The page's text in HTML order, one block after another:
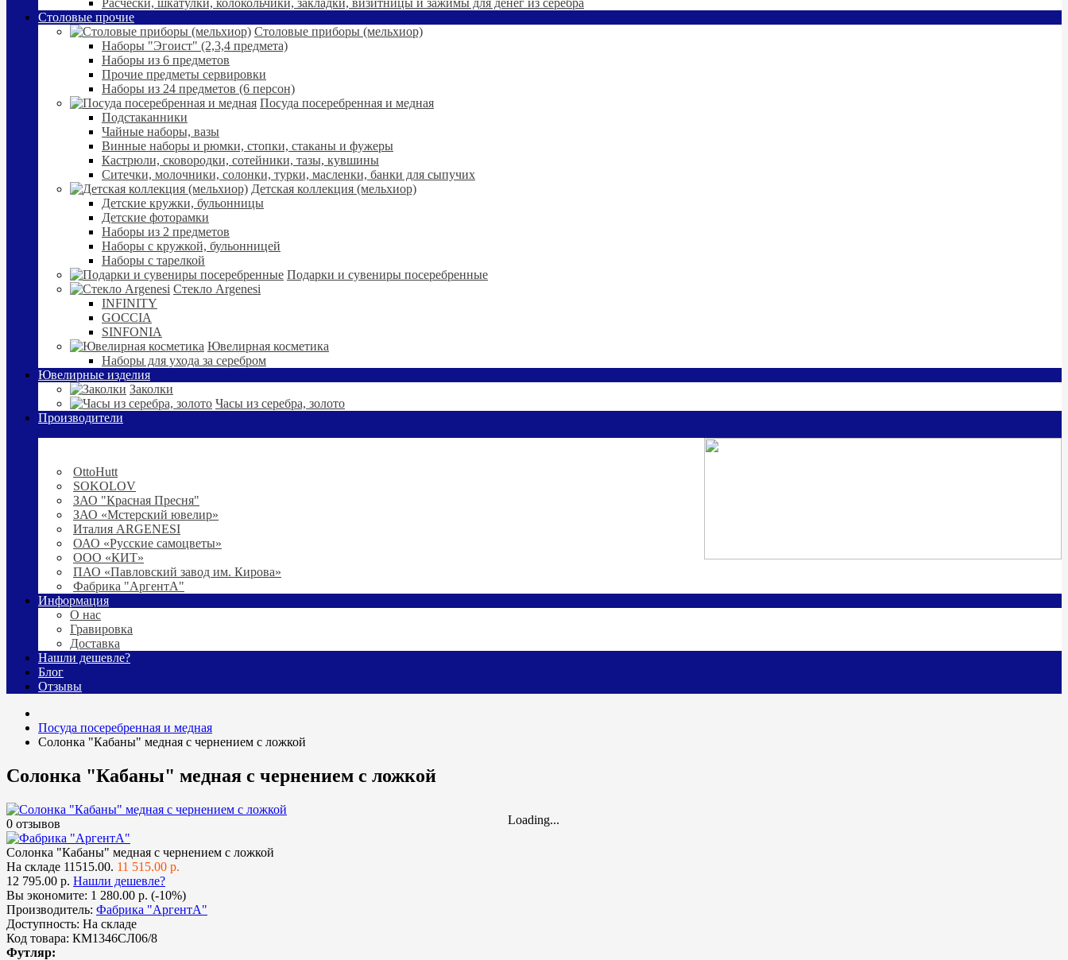
Расчески, шкатулки, колокольчики, закладки, визитницы и зажимы для денег из серебра
Столовые прочие
Столовые приборы (мельхиор)
Наборы "Эгоист" (2,3,4 предмета)
Наборы из 6 предметов
Прочие предметы сервировки
Наборы из 24 предметов (6 персон)
Посуда посеребренная и медная
Подстаканники
Чайные наборы, вазы
Винные наборы и рюмки, стопки, стаканы и фужеры
Кастрюли, сковородки, сотейники, тазы, кувшины
Ситечки, молочники, солонки, турки, масленки, банки для сыпучих
Детская коллекция (мельхиор)
Детские кружки, бульонницы
Детские фоторамки
Наборы из 2 предметов
Наборы с кружкой, бульонницей
Наборы с тарелкой
Подарки и сувениры посеребренные
Стекло Argenesi
INFINITY
GOCCIA
SINFONIA
Ювелирная косметика
Наборы для ухода за серебром
Ювелирные изделия
Заколки
Часы из серебра, золото
Производители
OttoHutt
SOKOLOV
ЗАО "Красная Пресня"
ЗАО «Мстерский ювелир»
Италия ARGENESI
ОАО «Русские самоцветы»
ООО «КИТ»
ПАО «Павловский завод им. Кирова»
Фабрика "АргентА"
Информация
О нас
Гравировка
Доставка
Нашли дешевле?
Блог
Отзывы
Посуда посеребренная и медная
Солонка "Кабаны" медная с чернением с ложкой
Солонка "Кабаны" медная с чернением с ложкой
Loading...
0 отзывов
Солонка "Кабаны" медная с чернением с ложкой
На складе 11515.00. 11 515.00 р.
12 795.00 р. Нашли дешевле?
Вы экономите: 1 280.00 р. (-10%)
Производитель: Фабрика "АргентА"
Доступность: На складе
Код товара: КМ1346СЛ06/8
Футляр: